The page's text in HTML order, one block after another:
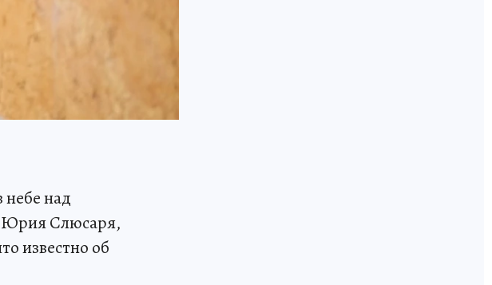
над
Юрия Слюсаря,
известно об